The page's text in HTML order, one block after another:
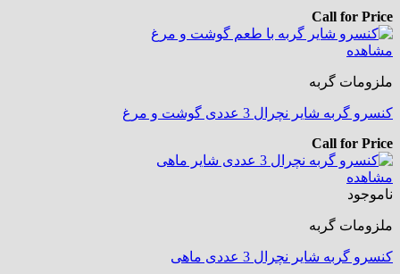
Call for Price
مشاهده
ملزومات گربه
کنسرو گربه شایر نچرال 3 عددی گوشت و مرغ
Call for Price
مشاهده
ناموجود
ملزومات گربه
کنسرو گربه شایر نچرال 3 عددی ماهی